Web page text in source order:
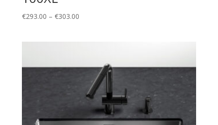
€293.00 – €303.00Price